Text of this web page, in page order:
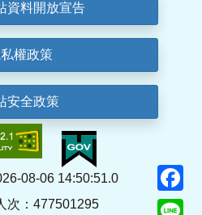
資料開放宣告
權政策
安全政策
08-06 14:50:51.0
次：477501295